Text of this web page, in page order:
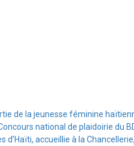
de la jeunesse féminine
national de plaidoirie du
d’Haïti, accueillie à la